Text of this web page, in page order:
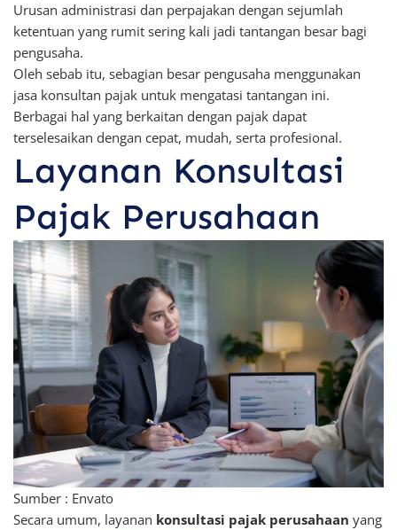
Urusan administrasi dan perpajakan dengan sejumlah
ketentuan yang rumit sering kali jadi tantangan besar bagi
pengusaha.
Oleh sebab itu, sebagian besar pengusaha menggunakan
jasa konsultan pajak untuk mengatasi tantangan ini.
Berbagai hal yang berkaitan dengan pajak dapat
terselesaikan dengan cepat, mudah, serta profesional.
Layanan Konsultasi
Pajak Perusahaan
Sumber : Envato
Secara umum, layanan konsultasi pajak perusahaan yang